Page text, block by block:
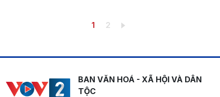
Trang hiện thời
1 Trang
2
BAN VĂN HOÁ - XÃ HỘI VÀ DÂN
TỘC